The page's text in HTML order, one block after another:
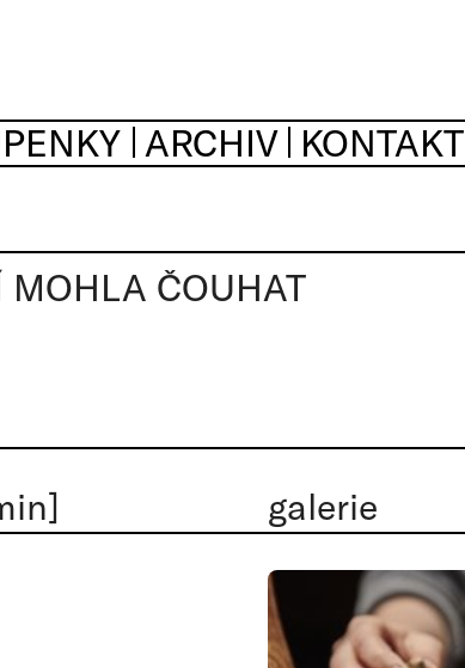
ARCHIV KONTAKT
MOHLA ČOUHAT
galerie